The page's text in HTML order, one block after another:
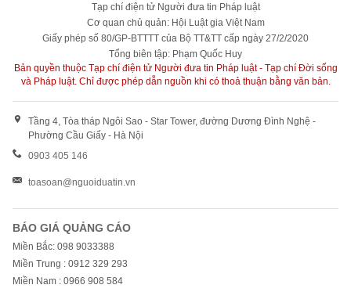
Tạp chí điện tử Người đưa tin Pháp luật
Cơ quan chủ quản: Hội Luật gia Việt Nam
Giấy phép số 80/GP-BTTTT của Bộ TT&TT cấp ngày 27/2/2020
Tổng biên tập: Phạm Quốc Huy
Bản quyền thuộc Tạp chí điện tử Người đưa tin Pháp luật - Tạp chí Đời sống
và Pháp luật. Chỉ được phép dẫn nguồn khi có thoả thuận bằng văn bản.
Tầng 4, Tòa tháp Ngôi Sao - Star Tower, đường Dương Đình Nghệ -
Phường Cầu Giấy - Hà Nội
0903 405 146
toasoan@nguoiduatin.vn
BÁO GIÁ QUẢNG CÁO
Miền Bắc: 098 9033388
Miền Trung : 0912 329 293
Miền Nam : 0966 908 584